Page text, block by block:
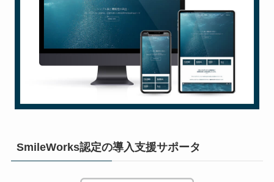
SmileWorks認定の導入支援サポータ